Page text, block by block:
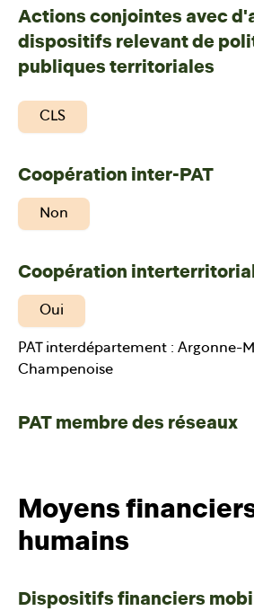
Actions conjointes avec
dispositifs relevant de
publiques territoriales
CLS
Coopération inter-PAT
Non
Coopération
Oui
PAT interdépartement : Argonne-
Champenoise
PAT membre des réseaux
Moyens
humains
Dispositifs financiers